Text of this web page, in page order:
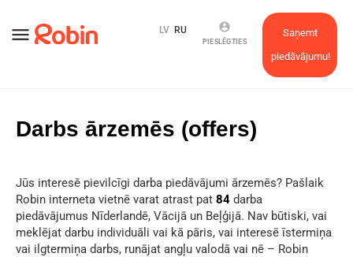
menu
Saņemt
piedāvājumu!
account_circle
PIESLĒGTIES
LV RU
Darbs ārzemēs (offers)
Jūs interesē pievilcīgi darba piedāvājumi ārzemēs? Pašlaik
Robin interneta vietnē varat atrast pat 84 darba
piedāvājumus Nīderlandē, Vācijā un Beļģijā. Nav būtiski, vai
meklējat darbu individuāli vai kā pāris, vai interesē īstermiņa
vai ilgtermiņa darbs, runājat angļu valodā vai nē – Robin